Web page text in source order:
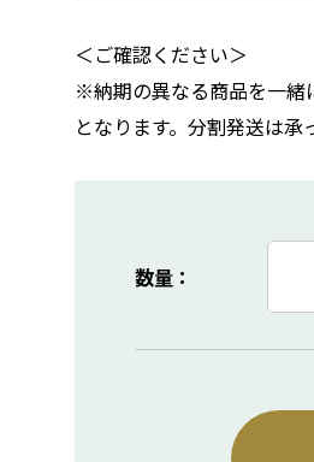
＜ご確認ください＞
※納期の異なる商品を一緒
となります。分割発送は承
数量：